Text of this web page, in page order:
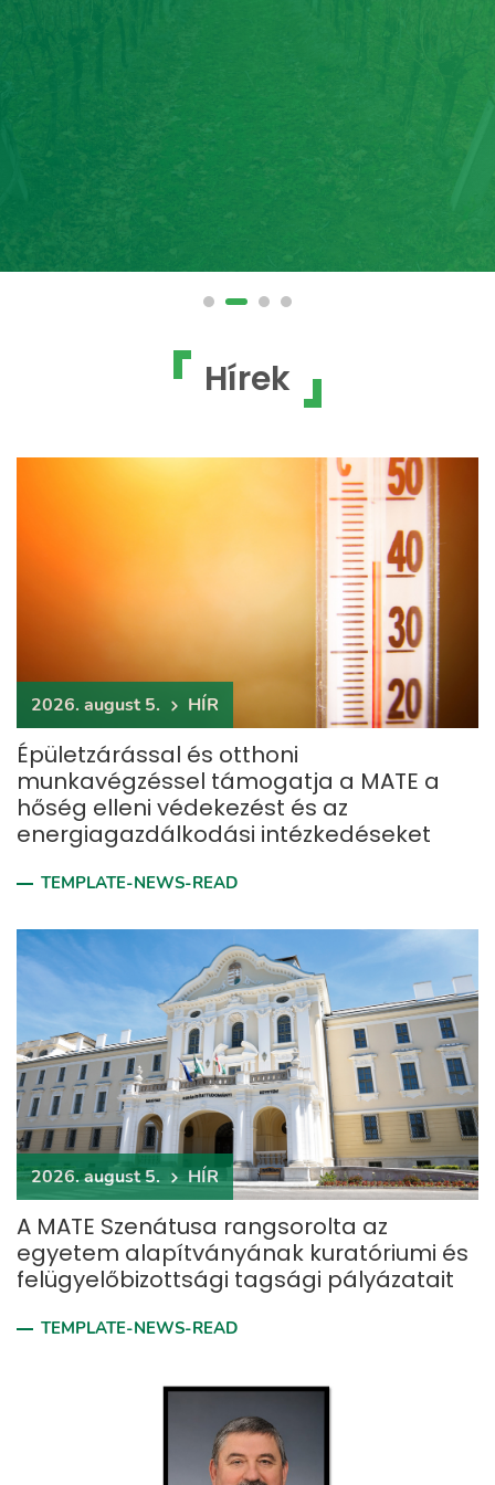
Hírek
2026. august 5. HÍR
Épületzárással és otthoni
munkavégzéssel támogatja a MATE a
hőség elleni védekezést és az
energiagazdálkodási intézkedéseket
TEMPLATE-NEWS-READ
2026. august 5. HÍR
A MATE Szenátusa rangsorolta az
egyetem alapítványának kuratóriumi és
felügyelőbizottsági tagsági pályázatait
TEMPLATE-NEWS-READ